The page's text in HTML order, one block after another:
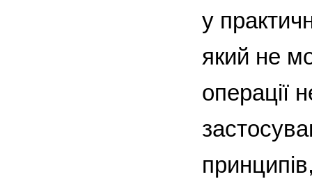
у
який не
операції